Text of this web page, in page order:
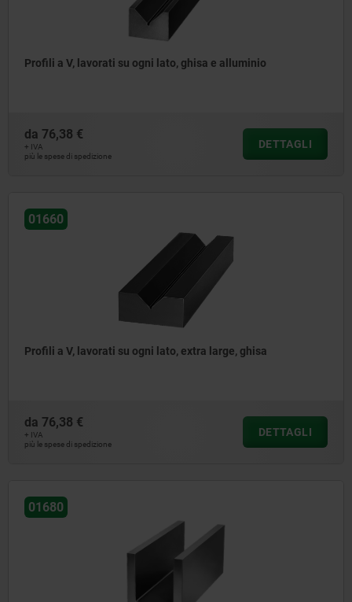
Profili a V, lavorati su ogni lato, ghisa e alluminio
da 76,38 €
+ IVA
più le spese di spedizione
DETTAGLI
01660
Profili a V, lavorati su ogni lato, extra large, ghisa
da 76,38 €
+ IVA
più le spese di spedizione
DETTAGLI
01680